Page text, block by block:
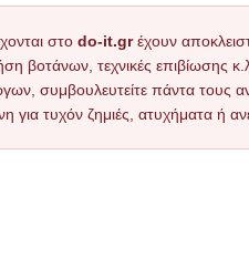
στο do-it.grέχουν
βοτάνων, τεχνικές επιβίωσης
συμβουλευτείτε πάντα τους
για τυχόν ζημιές, ατυχήματα ή